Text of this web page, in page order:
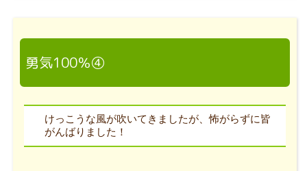
勇気100％④
けっこうな風が吹いてきましたが、怖がらずに皆
がんばりました！